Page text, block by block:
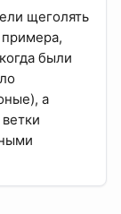
щеголять
были
а